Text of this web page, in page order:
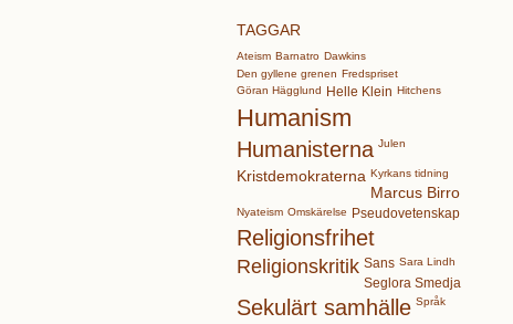
TAGGAR
Ateism Barnatro Dawkins
Den gyllene grenen Fredspriset
Göran Hägglund
Helle Klein Hitchens
Humanism
Humanisterna Julen
Kristdemokraterna Kyrkans tidning
Marcus Birro
Nyateism Omskärelse Pseudovetenskap
Religionsfrihet
Religionskritik Sans Sara Lindh
Seglora Smedja
Sekulärt samhälle Språk